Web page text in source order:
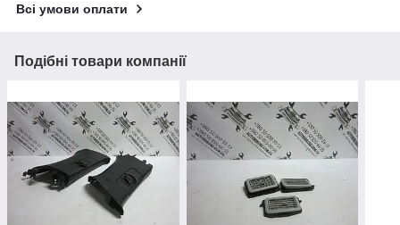
Всі умови оплати
Подібні товари компанії